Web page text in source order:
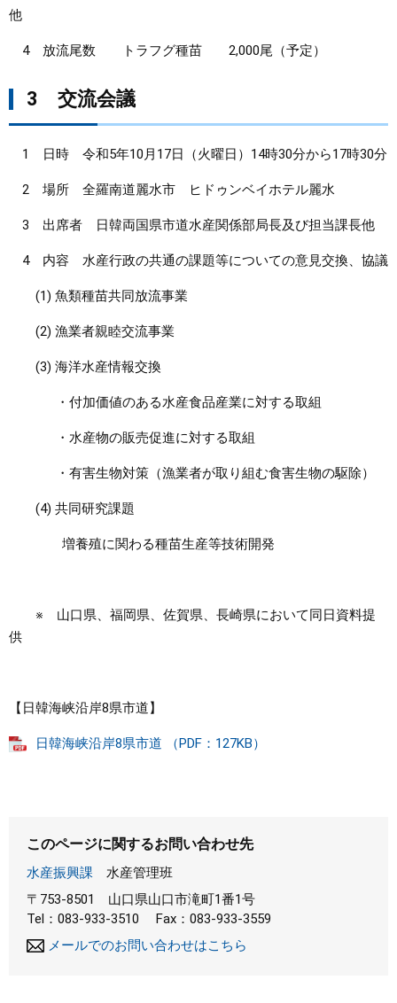
他
4 放流尾数 トラフグ種苗 2,000尾（予定）
3 交流会議
1 日時 令和5年10月17日（火曜日）14時30分から17時30分
2 場所 全羅南道麗水市 ヒドゥンベイホテル麗水
3 出席者 日韓両国県市道水産関係部局長及び担当課長他
4 内容 水産行政の共通の課題等についての意見交換、協議
(1) 魚類種苗共同放流事業
(2) 漁業者親睦交流事業
(3) 海洋水産情報交換
・付加価値のある水産食品産業に対する取組
・水産物の販売促進に対する取組
・有害生物対策（漁業者が取り組む食害生物の駆除）
(4) 共同研究課題
増養殖に関わる種苗生産等技術開発
※ 山口県、福岡県、佐賀県、長崎県において同日資料提
供
【日韓海峡沿岸8県市道】
日韓海峡沿岸8県市道 （PDF：127KB）
このページに関するお問い合わせ先
水産振興課
水産管理班
〒753-8501
山口県山口市滝町1番1号
Tel：083-933-3510
Fax：083-933-3559
メールでのお問い合わせはこちら